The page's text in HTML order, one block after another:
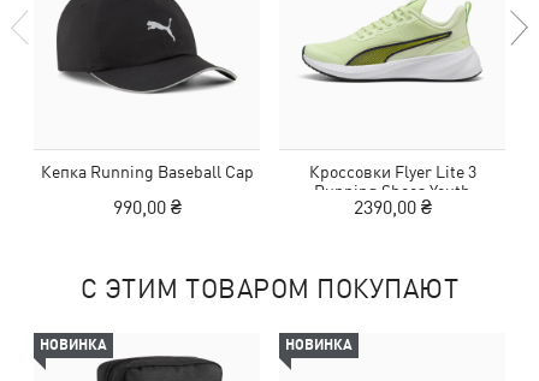
Кепка Running Baseball Cap
990,00 ₴
Кроссовки Flyer Lite 3
Running Shoes Youth
2390,00 ₴
С ЭТИМ ТОВАРОМ ПОКУПАЮТ
НОВИНКА НОВИНКА